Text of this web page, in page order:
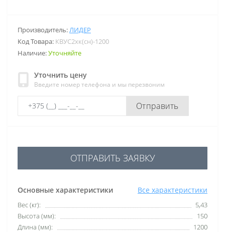
Производитель:ЛИДЕР
Код Товара: КВУС2хк(сн)-1200
Наличие:Уточняйте
Уточнить цену
Введите номер телефона и мы перезвоним
Отправить
Основные характеристики Все характеристики
Вес (кг):
5,43
Высота (мм):
150
Длина (мм):
1200
ОТПРАВИТЬ ЗАЯВКУ